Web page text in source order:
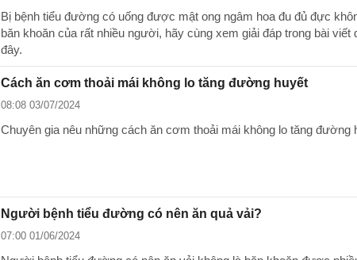
Bị bệnh tiểu đường có uống được mật ong ngâm hoa đu đủ đực
băn khoăn của rất nhiều người, hãy cùng xem giải đáp trong bài viết
đây.
Cách ăn cơm thoải mái không lo tăng đường huyết
08:08 03/07/2024
Chuyên gia nêu những cách ăn cơm thoải mái không lo tăng đường
Người bệnh tiểu đường có nên ăn quả vải?
07:00 01/06/2024